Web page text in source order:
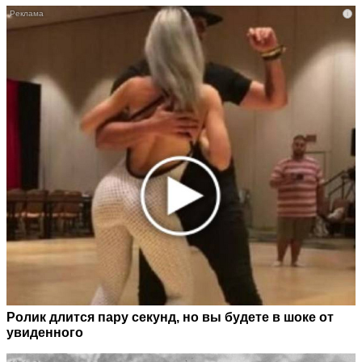
i
Ролик длится пару секунд, но вы будете в шоке от
увиденного